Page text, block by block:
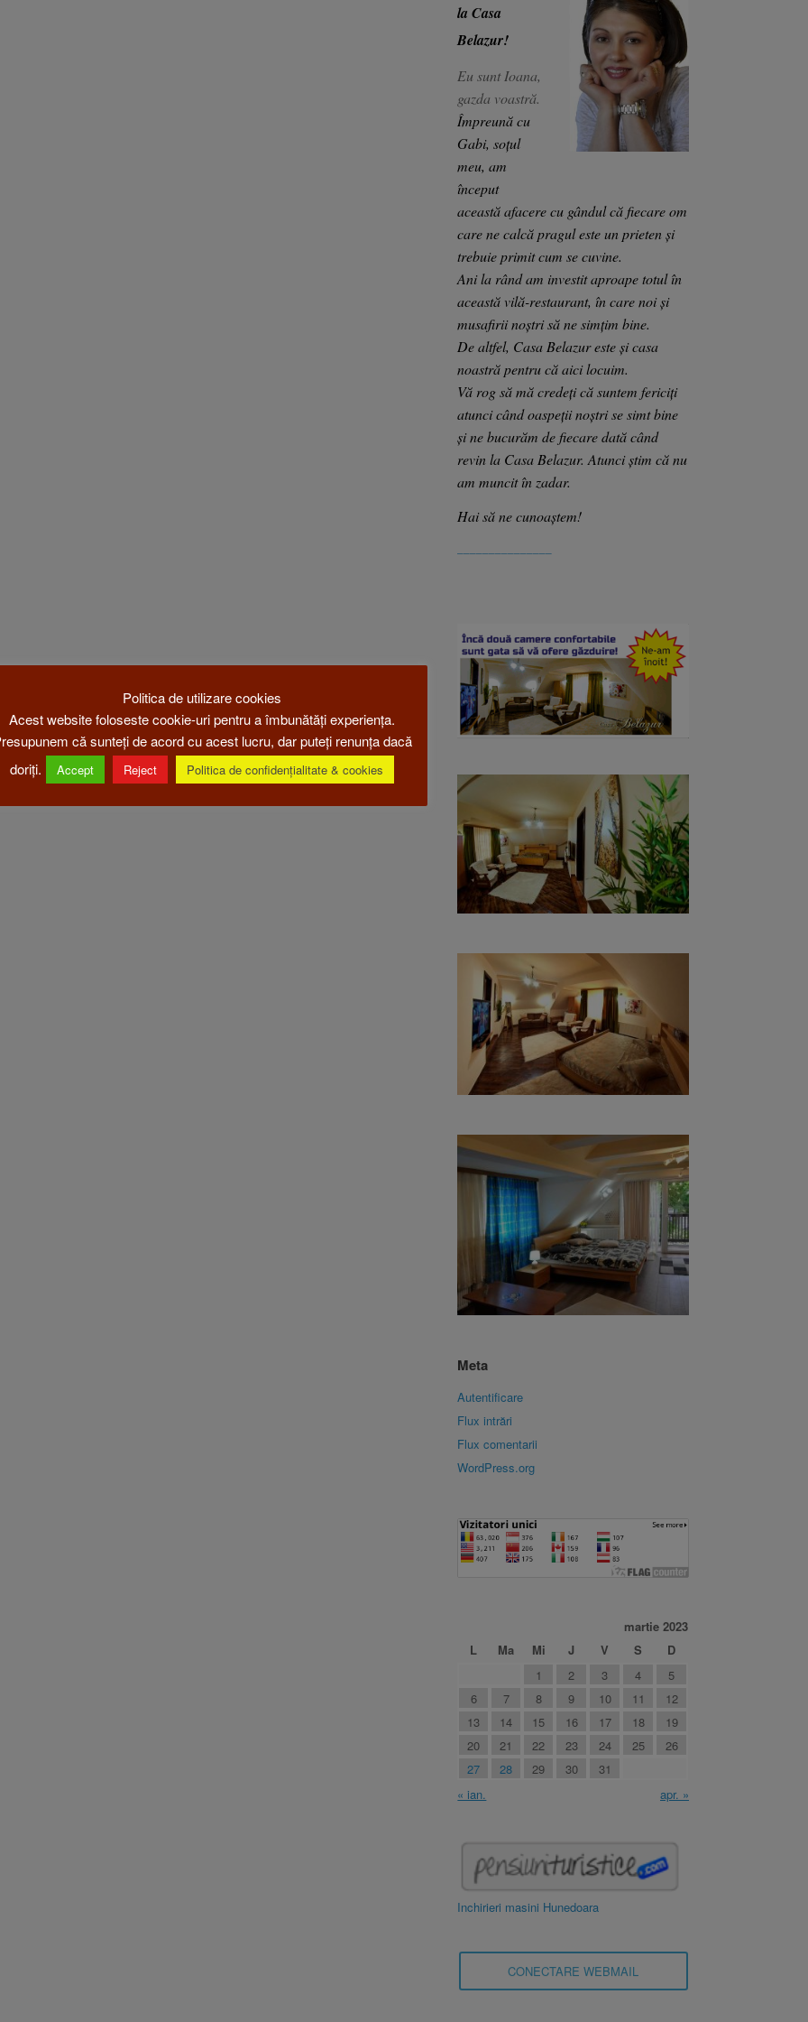
la Casa
Belazur!
Eu sunt Ioana,
gazda voastră.
Împreună cu
Gabi, soțul
meu, am
început
această afacere cu gândul că fiecare om
care ne calcă pragul este un prieten și
trebuie primit cum se cuvine.
Ani la rând am investit aproape totul în
această vilă-restaurant, în care noi și
musafirii noștri să ne simțim bine.
De altfel, Casa Belazur este și casa
noastră pentru că aici locuim.
Vă rog să mă credeți că suntem fericiți
atunci când oaspeții noștri se simt bine
și ne bucurăm de fiecare dată când
revin la Casa Belazur. Atunci știm că nu
am muncit în zadar.
Hai să ne cunoaștem!
Meta
Autentificare
Flux intrări
Flux comentarii
WordPress.org
martie 2023
L
Ma Mi J V S
D
1
2 3 4
5
6
7 8 9 10 11
12
13
14 15 16 17 18
19
20
21 22 23 24 25
26
27
28 29 30
31
« ian.
apr. »
Inchirieri masini Hunedoara
CONECTARE WEBMAIL
Politica de utilizare cookies
Acest website foloseste cookie-uri pentru a îmbunătăți experiența.
că sunteți de acord cu acest lucru, dar puteți renunța dacă
doriți.
Accept Reject Politica de confidențialitate & cookies